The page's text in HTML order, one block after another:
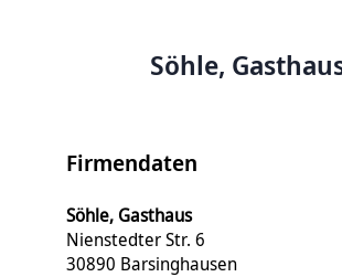
Söhle,
Firmendaten
Söhle, Gasthaus
Nienstedter Str. 6
30890 Barsinghausen